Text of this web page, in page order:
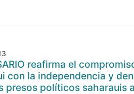
reafirma el
con la independencia y
presos políticos saharauis